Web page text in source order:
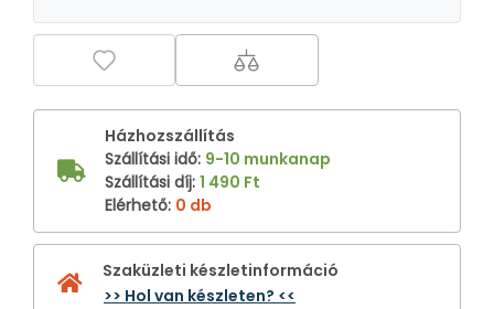
Házhozszállítás
Szállítási idő: 9-10 munkanap
Szállítási díj: 1 490 Ft
Elérhető: 0 db
Szaküzleti készletinformáció
>> Hol van készleten? <<